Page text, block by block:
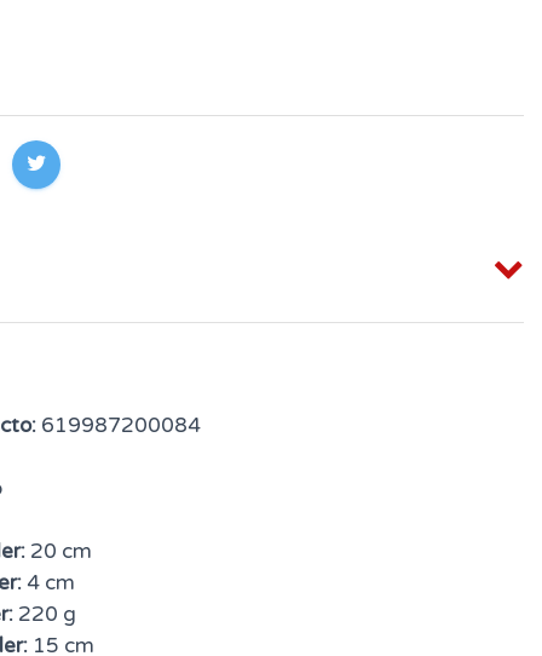
619987200084
20 cm
4 cm
220 g
15 cm